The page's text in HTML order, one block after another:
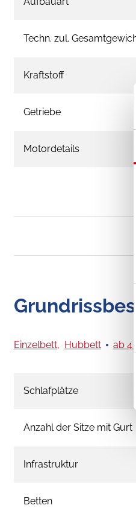
Techn. zul.
Kraftstoff
Getriebe
Motordetails
Einzelbett, Hubbett ab 4
Schlafplätze
Anzahl der Sitze mit Gurt
Infrastruktur
Betten